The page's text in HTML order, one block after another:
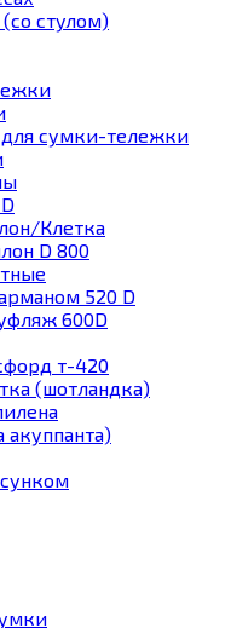
стулом)
сумки-тележки
Клетка
D 800
520 D
600D
т-420
(шотландка)
акуппанта)